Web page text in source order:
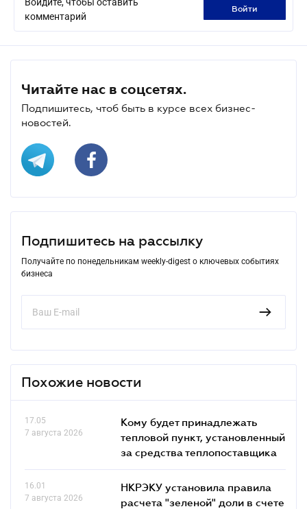
комментарий
войти
Читайте нас в соцсетях.
Подпишитесь, чтоб быть в курсе всех бизнес-
новостей.
Подпишитесь на рассылку
Получайте по понедельникам weekly-digest о ключевых событиях
бизнеса
Похожие новости
17.05
7 августа 2026
Кому будет принадлежать
тепловой пункт, установленный
за средства теплопоставщика
16.01
7 августа 2026
НКРЭКУ установила правила
расчета "зеленой" доли в счете